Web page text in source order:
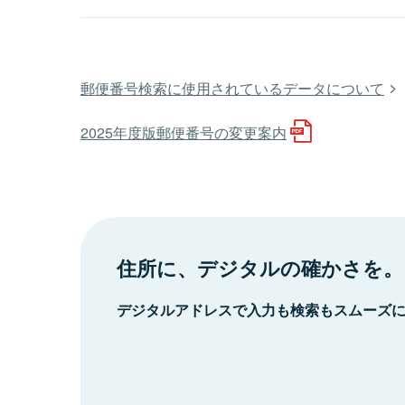
郵便番号検索に使用されているデータについて
2025年度版郵便番号の変更案内
住所に、デジタルの確かさを。
デジタルアドレスで入力も検索もスムーズ